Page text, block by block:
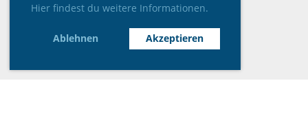
Hier findest du weitere Informationen.
Ablehnen Akzeptieren